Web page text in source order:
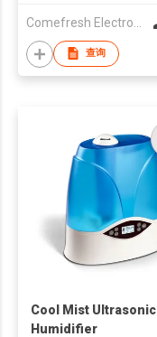
查询
Cool Mist Ultrasonic
Humidifier